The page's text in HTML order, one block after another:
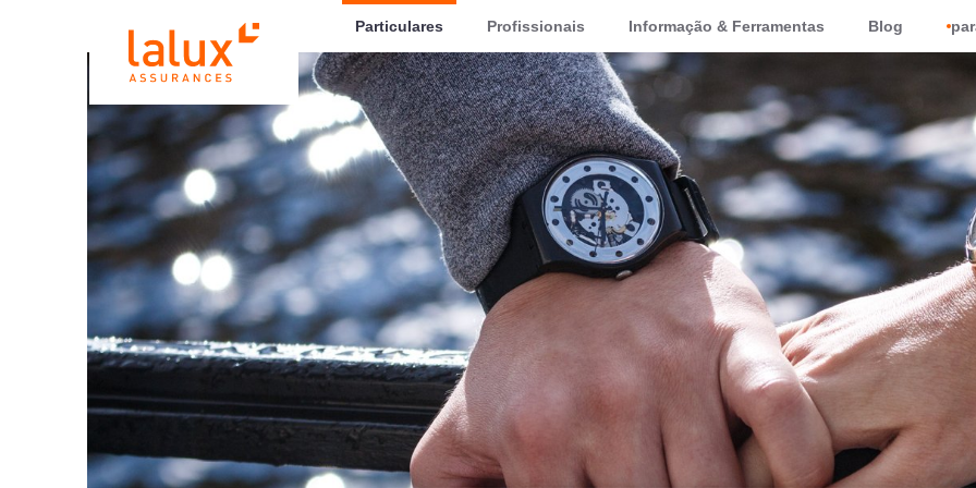
LALUX AssurancesParticulares Profissionais Informação & Ferramentas Blog